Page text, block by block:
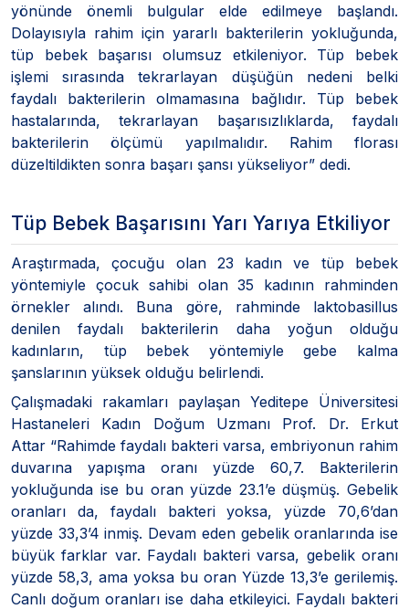
yönünde önemli bulgular elde edilmeye başlandı.
Dolayısıyla rahim için yararlı bakterilerin yokluğunda,
tüp bebek başarısı olumsuz etkileniyor. Tüp bebek
işlemi sırasında tekrarlayan düşüğün nedeni belki
faydalı bakterilerin olmamasına bağlıdır. Tüp bebek
hastalarında, tekrarlayan başarısızlıklarda, faydalı
bakterilerin ölçümü yapılmalıdır. Rahim florası
düzeltildikten sonra başarı şansı yükseliyor” dedi.
Tüp Bebek Başarısını Yarı Yarıya Etkiliyor
Araştırmada, çocuğu olan 23 kadın ve tüp bebek
yöntemiyle çocuk sahibi olan 35 kadının rahminden
örnekler alındı. Buna göre, rahminde laktobasillus
denilen faydalı bakterilerin daha yoğun olduğu
kadınların, tüp bebek yöntemiyle gebe kalma
şanslarının yüksek olduğu belirlendi.
Çalışmadaki rakamları paylaşan Yeditepe Üniversitesi
Hastaneleri Kadın Doğum Uzmanı Prof. Dr. Erkut
Attar “Rahimde faydalı bakteri varsa, embriyonun rahim
duvarına yapışma oranı yüzde 60,7. Bakterilerin
yokluğunda ise bu oran yüzde 23.1’e düşmüş. Gebelik
oranları da, faydalı bakteri yoksa, yüzde 70,6’dan
yüzde 33,3’4 inmiş. Devam eden gebelik oranlarında ise
büyük farklar var. Faydalı bakteri varsa, gebelik oranı
yüzde 58,3, ama yoksa bu oran Yüzde 13,3’e gerilemiş.
Canlı doğum oranları ise daha etkileyici. Faydalı bakteri